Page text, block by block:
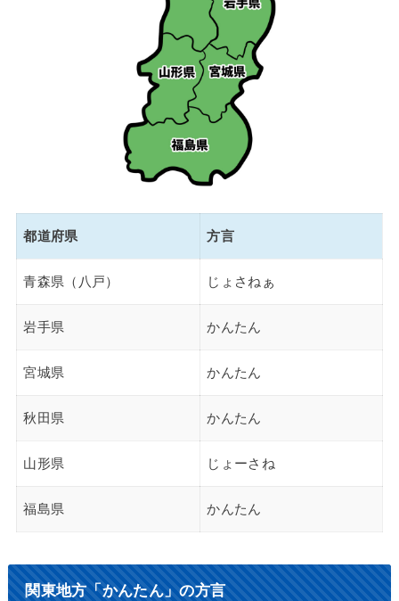
都道府県 方言
青森県（八戸） じょさねぁ
岩手県 かんたん
宮城県 かんたん
秋田県 かんたん
山形県 じょーさね
福島県 かんたん
関東地方「かんたん」の方言